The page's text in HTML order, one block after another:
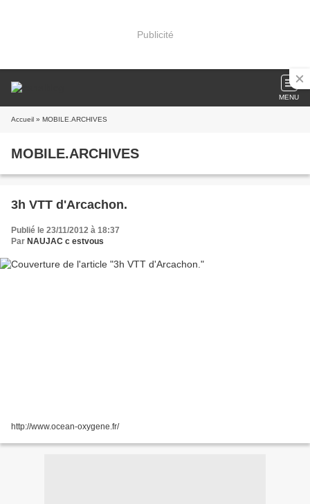
Publicité
MENU
Accueil » MOBILE.ARCHIVES
MOBILE.ARCHIVES
3h VTT d'Arcachon.
Publié le 23/11/2012 à 18:37
Par NAUJAC c estvous
http://www.ocean-oxygene.fr/